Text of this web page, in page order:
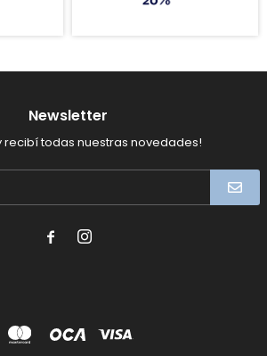
Newsletter
recibí todas nuestras novedades!
 